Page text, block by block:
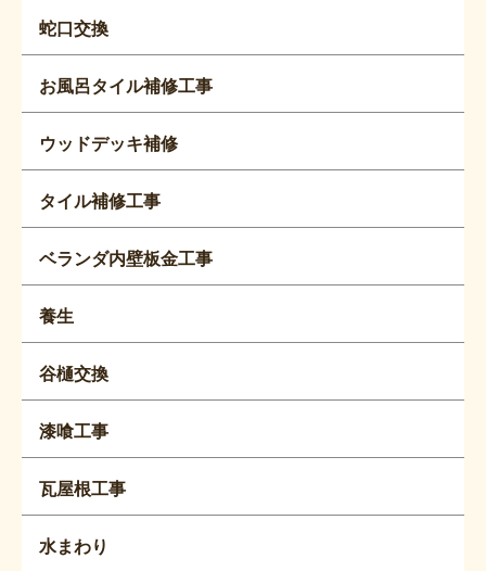
蛇口交換
お風呂タイル補修工事
ウッドデッキ補修
タイル補修工事
ベランダ内壁板金工事
養生
谷樋交換
漆喰工事
瓦屋根工事
水まわり